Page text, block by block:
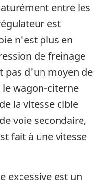
entre les
est
n'est plus en
de freinage
pas d'un moyen de
wagon-citerne
la vitesse cible
voie secondaire,
fait à une vitesse
excessive est un